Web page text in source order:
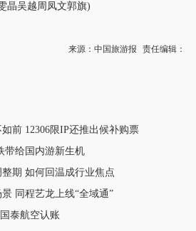
晶吴越周凤文郭旗)
来源：中国旅游报 责任编辑：
前 12306限IP还推出候补购票
带给国内游新生机
期 如何回温成行业焦点
同程艺龙上线“全域通”
泰航空认账